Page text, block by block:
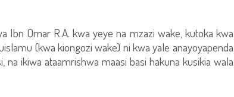
Ibn Omar R.A. kwa yeye na mzazi wake, kutoka kwa
(kwa kiongozi wake) ni kwa yale anayoyapenda
na ikiwa ataamrishwa maasi basi hakuna kusikia wala